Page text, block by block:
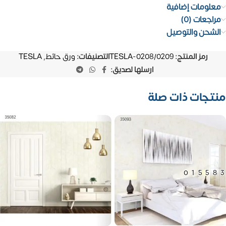
معلومات إضافية
مراجعات (0)
الشحن والتوصيل
رمز المنتج:TESLA-0208/0209التصنيفات: ورق حائط,
TESLA
ارسلها لصديق:
منتجات ذات صلة